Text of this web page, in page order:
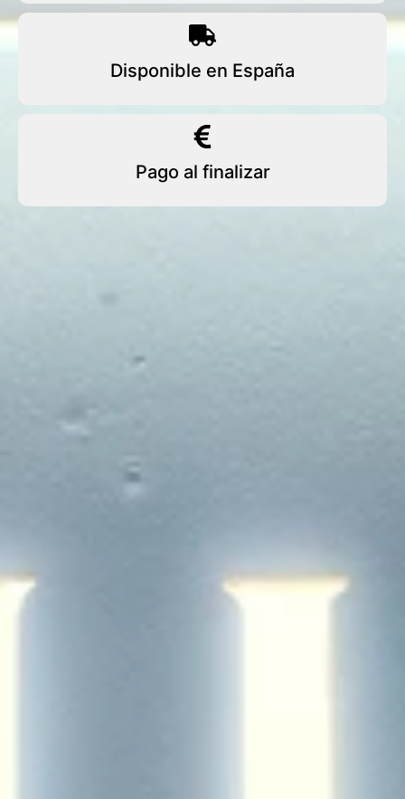
Disponible en España
Pago al finalizar